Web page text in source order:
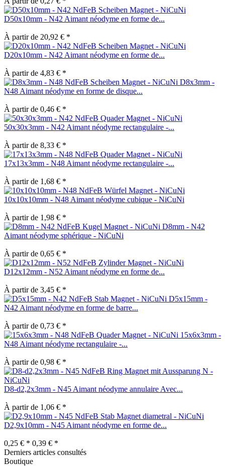
D50x10mm - N42 Aimant néodyme en forme de...
À partir de 20,92 € *
D20x10mm - N42 Aimant néodyme en forme de...
À partir de 4,83 € *
D8x3mm -
N48 Aimant néodyme en forme de disque...
À partir de 0,46 € *
50x30x3mm - N42 Aimant néodyme rectangulaire -...
À partir de 8,33 € *
17x13x3mm - N48 Aimant néodyme rectangulaire -...
À partir de 1,68 € *
10x10x10mm - N48 Aimant néodyme cubique - NiCuNi
À partir de 1,98 € *
D8mm - N42
Aimant néodyme sphérique - NiCuNi
À partir de 0,65 € *
D12x12mm - N52 Aimant néodyme en forme de...
À partir de 3,45 € *
D5x15mm -
N42 Aimant néodyme en forme de barre...
À partir de 0,73 € *
15x6x3mm -
N48 Aimant néodyme rectangulaire -...
À partir de 0,98 € *
D8-d2,2x3mm - N45 Aimant néodyme annulaire Avec...
À partir de 1,06 € *
D2,9x10mm - N45 Aimant néodyme en forme de...
0,25 € * 0,39 € *
Derniers articles consultés
Boutique